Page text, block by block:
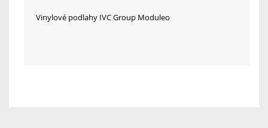
Vinylové podlahy IVC Group Moduleo